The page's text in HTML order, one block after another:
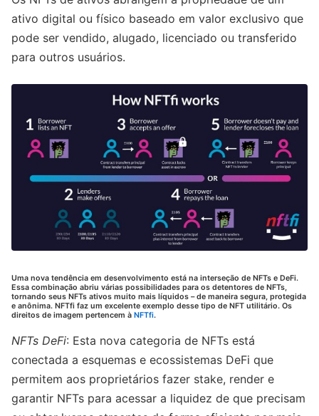
ativo digital ou físico baseado em valor exclusivo que
pode ser vendido, alugado, licenciado ou transferido
para outros usuários.
Uma nova tendência em desenvolvimento está na interseção de NFTs e DeFi.
Essa combinação abriu várias possibilidades para os detentores de NFTs,
tornando seus NFTs ativos muito mais líquidos – de maneira segura, protegida
e anônima. NFTfi faz um excelente exemplo desse tipo de NFT utilitário. Os
direitos de imagem pertencem à NFTfi.
NFTs DeFi: Esta nova categoria de NFTs está
conectada a esquemas e ecossistemas DeFi que
permitem aos proprietários fazer stake, render e
garantir NFTs para acessar a liquidez de que precisam